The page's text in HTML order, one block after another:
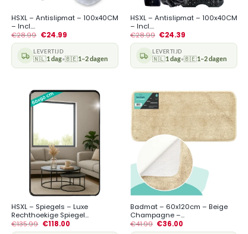
HSXL – Antislipmat – 100x40CM
– Incl....
€28.99 €24.99
LEVERTIJD
🇳🇱1 dag•🇧🇪1–2 dagen
HSXL – Antislipmat – 100x40CM
– Incl....
€28.99 €24.39
LEVERTIJD
🇳🇱1 dag•🇧🇪1–2 dagen
HSXL – Spiegels – Luxe
Rechthoekige Spiegel...
€135.99 €118.00
Badmat – 60x120cm – Beige
Champagne –...
€41.99 €36.00